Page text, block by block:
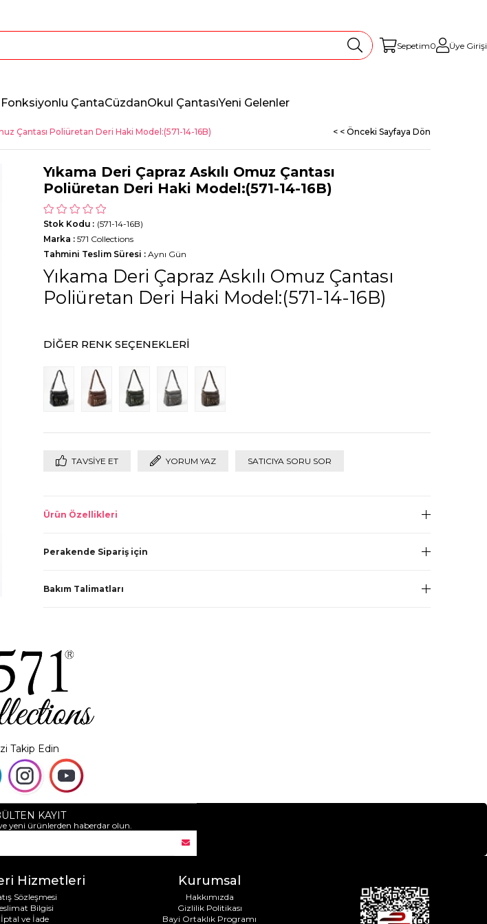
Sepetim0 Üye Girişi
ÇantaCüzdanOkul ÇantasıYeni Gelenler
Çantası Poliüretan Deri Haki Model:(571-14-16B) < < Önceki Sayfaya Dön
Yıkama Deri Çapraz Askılı Omuz Çantası
Poliüretan Deri Haki Model:(571-14-16B)
(571-14-16B)
Stok Kodu
Marka : 571 Collections
Tahmini Teslim Süresi : Aynı Gün
Yıkama Deri Çapraz Askılı Omuz Çantası
Poliüretan Deri Haki Model:(571-14-16B)
DIĞER RENK SEÇENEKLERI
TAVSIYE ET YORUM YAZ SATICIYA SORU SOR
Ürün Özellikleri
Perakende Sipariş için
Bakım Talimatları
Takip Edin
KAYIT
yeni ürünlerden haberdar olun.
Hizmetleri
Sözleşmesi
Bilgisi
İptal ve İade
Kurumsal
Hakkımızda
Gizlilik Politikası
Bayi Ortaklık Programı